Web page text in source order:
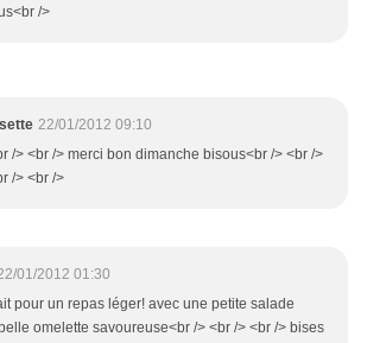
/>
22/01/2012 09:10
/> <br /> merci bon dimanche bisous<br /> <br />
/> <br />
01/2012 01:30
pour un repas léger! avec une petite salade
omelette savoureuse<br /> <br /> <br /> bises